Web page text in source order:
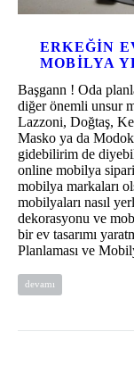
ERKEĞIN
MOBILYA
Başgann ! Oda
diğer önemli unsur
Lazzoni, Doğtaş,
Masko ya da
gidebilirim de
online mobilya
mobilya markaları
mobilyaları nasıl
dekorasyonu ve
bir ev tasarımı
Planlaması ve
devamı